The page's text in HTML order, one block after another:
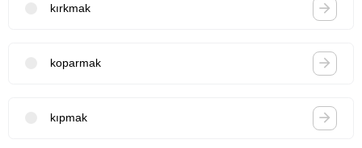
kırkmak
koparmak
kıpmak